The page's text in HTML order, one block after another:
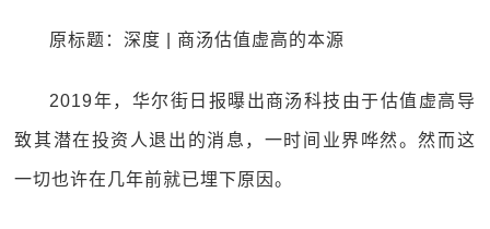
原标题：深度 | 商汤估值虚高的本源
2019年，华尔街日报曝出商汤科技由于估值虚高导
致其潜在投资人退出的消息，一时间业界哗然。然而这
一切也许在几年前就已埋下原因。